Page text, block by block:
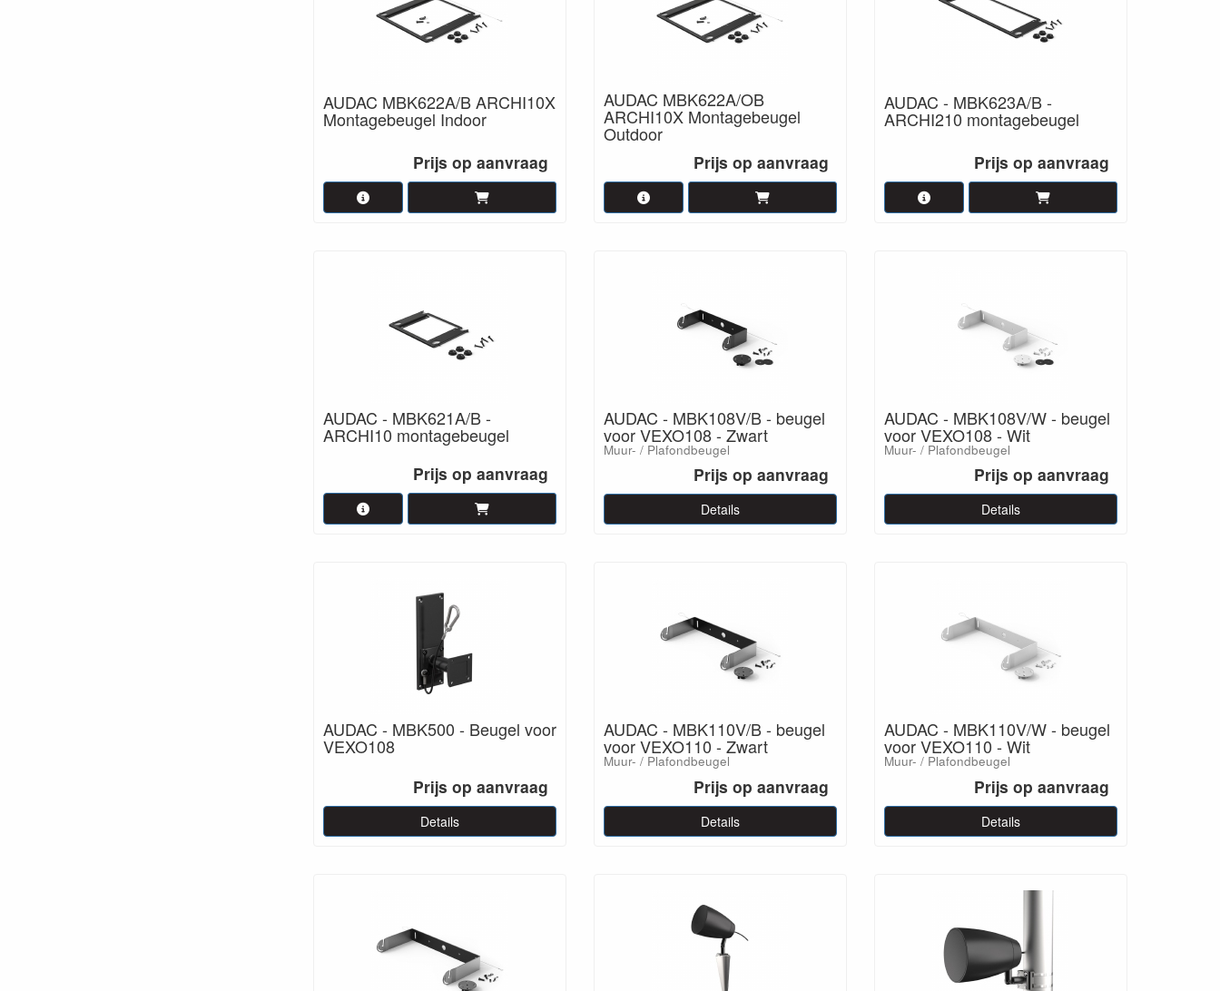
AUDAC MBK622A/B ARCHI10X
Montagebeugel Indoor
Prijs op aanvraag
AUDAC MBK622A/OB
ARCHI10X Montagebeugel
Outdoor
Prijs op aanvraag
AUDAC - MBK623A/B -
ARCHI210 montagebeugel
Prijs op aanvraag
AUDAC - MBK621A/B -
ARCHI10 montagebeugel
Prijs op aanvraag
AUDAC - MBK108V/B - beugel
voor VEXO108 - Zwart
Muur- / Plafondbeugel
Prijs op aanvraag
Details
AUDAC - MBK108V/W - beugel
voor VEXO108 - Wit
Muur- / Plafondbeugel
Prijs op aanvraag
Details
AUDAC - MBK500 - Beugel voor
VEXO108
Prijs op aanvraag
Details
AUDAC - MBK110V/B - beugel
voor VEXO110 - Zwart
Muur- / Plafondbeugel
Prijs op aanvraag
Details
AUDAC - MBK110V/W - beugel
voor VEXO110 - Wit
Muur- / Plafondbeugel
Prijs op aanvraag
Details